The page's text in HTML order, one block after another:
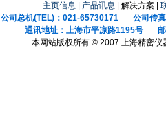
主页信息 产品讯息 | 解决方案 |
公司总机(TEL)：021-65730171 公司传真
通讯地址：上海市平凉路1195号 邮
本网站版权所有 © 2007 上海精密仪